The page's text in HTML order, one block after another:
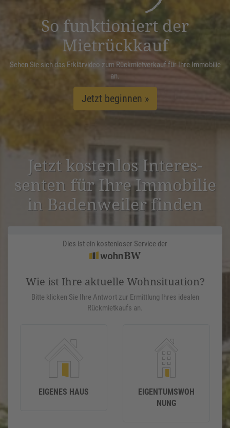
So funktioniert der
Mietrückkauf
Sehen Sie sich das Erklärvideo zum Rückmietverkauf für Ihre Immobilie
an.
Jetzt beginnen »
Jetzt kostenlos Inter­es­
senten für Ihre Immobilie
in Baden­weiler finden
Dies ist ein kostenloser Service der
Wie ist Ihre aktuelle Wohnsituation?
Bitte klicken Sie Ihre Antwort zur Ermittlung Ihres idealen
Rückmietkaufs an.
EIGENES HAUS
EIGENTUMSWOH
NUNG